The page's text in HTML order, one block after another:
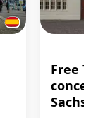
Free